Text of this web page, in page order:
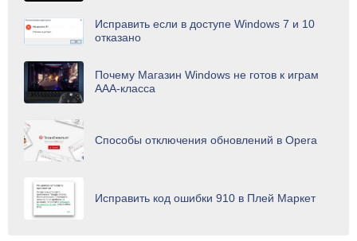
Исправить если в доступе Windows 7 и 10
отказано
Почему Магазин Windows не готов к играм
AAA-класса
Способы отключения обновлений в Opera
Исправить код ошибки 910 в Плей Маркет